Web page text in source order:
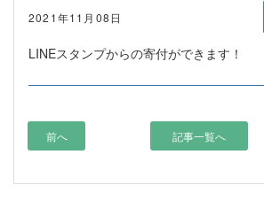
2021年11月08日
LINEスタンプからの寄付ができます！
前へ 記事一覧へ